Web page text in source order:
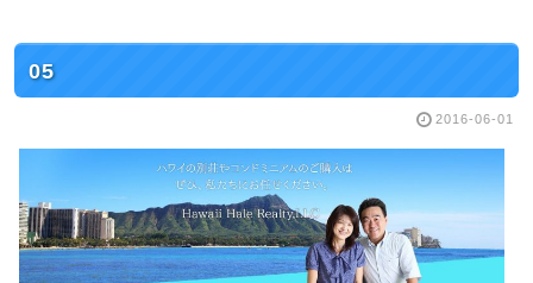
05
2016-06-01